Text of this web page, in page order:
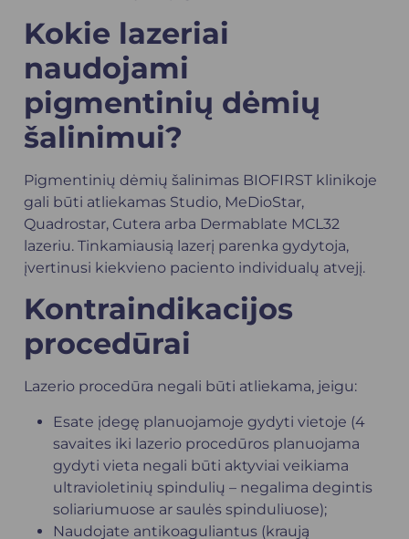
Kokie lazeriai
naudojami
pigmentinių dėmių
šalinimui?
Pigmentinių dėmių šalinimas BIOFIRST klinikoje
gali būti atliekamas Studio, MeDioStar,
Quadrostar, Cutera arba Dermablate MCL32
lazeriu. Tinkamiausią lazerį parenka gydytoja,
įvertinusi kiekvieno paciento individualų atvejį.
Kontraindikacijos
procedūrai
Lazerio procedūra negali būti atliekama, jeigu:
Esate įdegę planuojamoje gydyti vietoje (4
savaites iki lazerio procedūros planuojama
gydyti vieta negali būti aktyviai veikiama
ultravioletinių spindulių – negalima degintis
soliariumuose ar saulės spinduliuose);
Naudojate antikoaguliantus (kraują